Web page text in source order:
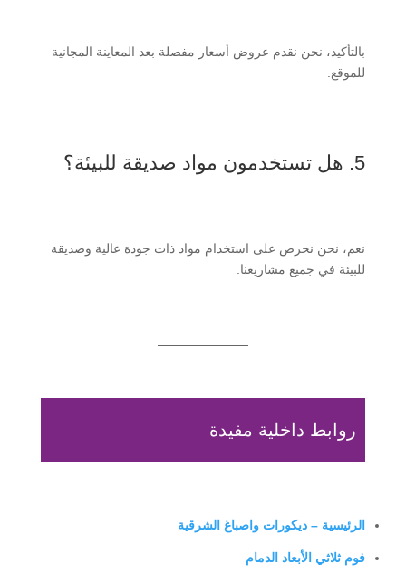
بالتأكيد، نحن نقدم عروض أسعار مفصلة بعد المعاينة المجانية
للموقع.
5. هل تستخدمون مواد صديقة للبيئة؟
نعم، نحن نحرص على استخدام مواد ذات جودة عالية وصديقة
للبيئة في جميع مشاريعنا.
روابط داخلية مفيدة
الرئيسية – ديكورات واصباغ الشرقية
فوم ثلاثي الأبعاد الدمام